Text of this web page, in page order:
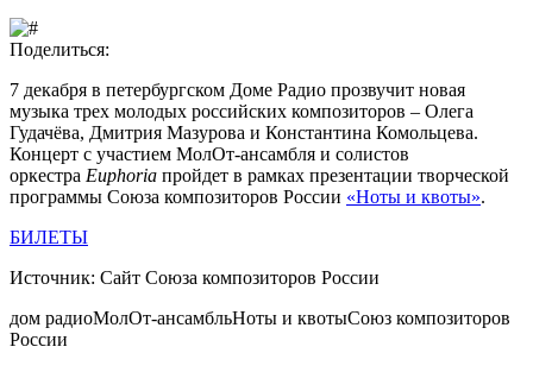
Поделиться:
7 декабря в петербургском Доме Радио прозвучит новая
музыка трех молодых российских композиторов – Олега
Гудачёва, Дмитрия Мазурова и Константина Комольцева.
Концерт с участием МолОт-ансамбля и солистов
оркестра Euphoria пройдет в рамках презентации творческой
программы Союза композиторов России «Ноты и квоты».
БИЛЕТЫ
Источник: Сайт Союза композиторов России
дом радиоМолОт-ансамбльНоты и квотыСоюз композиторов
России